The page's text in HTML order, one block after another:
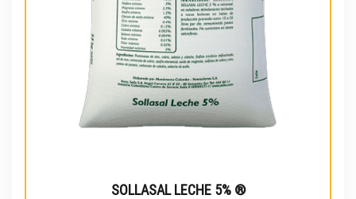
SOLLASAL LECHE 5% ®